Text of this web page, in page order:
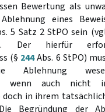
Bewertung als
eines
5 Satz 2 StPO sein
Der hierfür
(§ 244Abs. 6 StPO)
wenn auch nicht
in ihrem
Begründung der